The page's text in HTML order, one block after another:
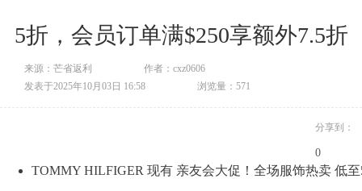
5折，会员订单满$250享额外7.5折
来源：芒省返利
作者：cxz0606
发表于2025年10月03日 16:58
浏览量：571
分享到：
0
TOMMY HILFIGER 现有 亲友会大促！全场服饰热卖 低